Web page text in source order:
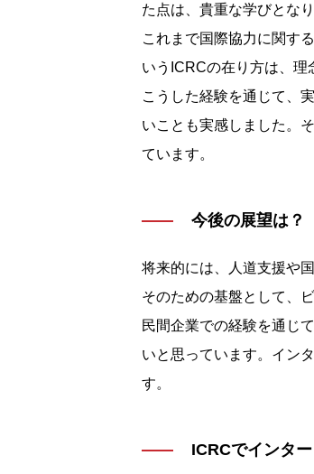
た点は、貴重な学びとなり
これまで国際協力に関す
いうICRCの在り方は、理
こうした経験を通じて、
いことも実感しました。
ています。
今後の展望は？
将来的には、人道支援や
そのための基盤として、
民間企業での経験を通じ
いと思っています。イン
す。
ICRCでインタ